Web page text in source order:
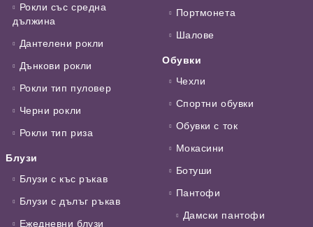
Рокли със средна
дължина
Дантелени рокли
Дънкови рокли
Рокли тип пуловер
Черни рокли
Рокли тип риза
Блузи
Блузи с къс ръкав
Блузи с дълъг ръкав
Ежедневни блузи
Портмонета
Шалове
Обувки
Чехли
Спортни обувки
Обувки с ток
Мокасини
Ботуши
Пантофи
Дамски пантофи